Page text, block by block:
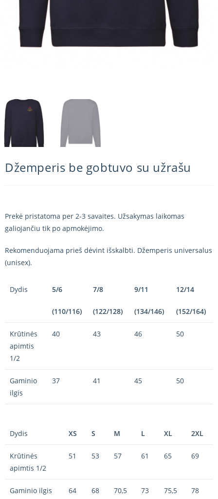
Džemperis be gobtuvo su užrašu
Prekė pristatoma per 2-3 savaites. Užsakymas laikomas
galiojančiu tik po apmokėjimo.
Rekomenduojama prieš dėvint išskalbti. Džemperis universalus
(unisex).
Dydis 5/6
(110/116)
7/8
(122/128)
9/11
(134/146)
12/14
(152/164)
Krūtinės
apimtis
1/2
40 43 46 50
Gaminio
ilgis
37 41 45 50
Dydis XS S M L XL 2XL
Krūtinės
apimtis 1/2
51 53 57 61 65 69
Gaminio ilgis 64 68 70,5 73 75,5 78